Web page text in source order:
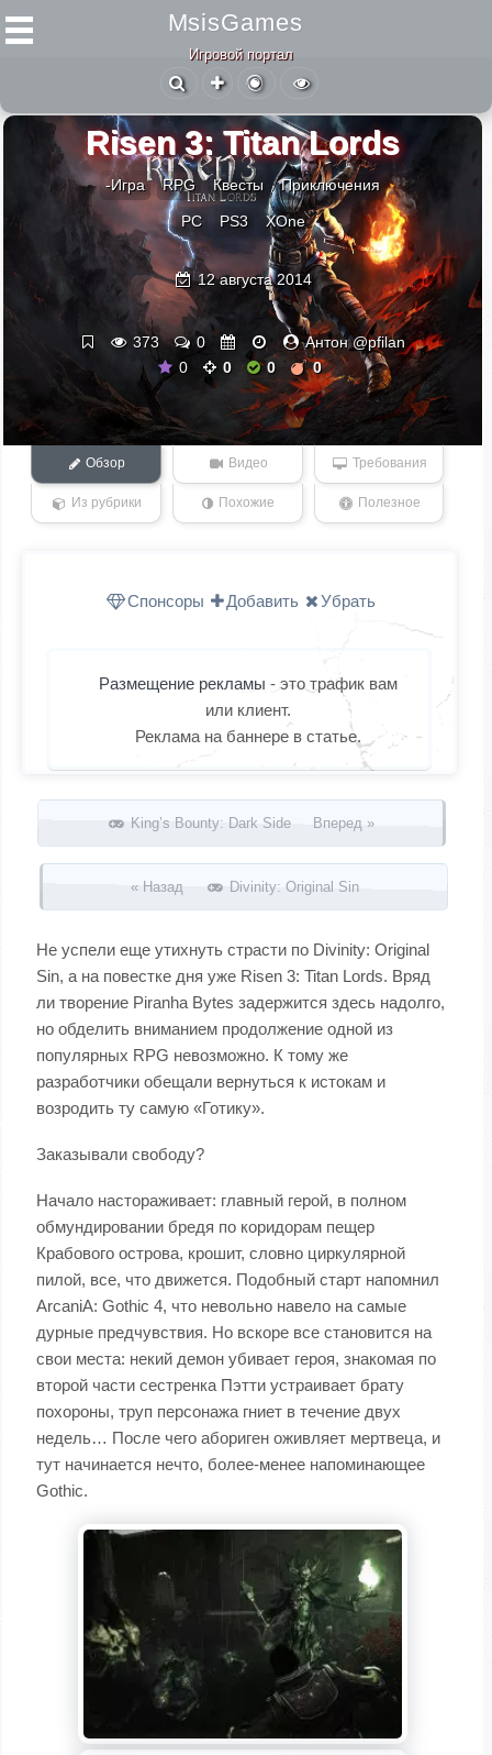
MsisGames
Игровой портал
Risen 3: Titan Lords
-Игра RPG Квесты Приключения
PC PS3 XOne
12 августа 2014
373 0
Антон @pfilan
0
0 0 0
Обзор Видео Требования
Из рубрики Похожие Полезное
Спонсоры Добавить Убрать
Размещение рекламы - это трафик вам
или клиент.
Реклама на баннере в статье.
Запись навигация
King’s Bounty: Dark Side Вперед »
« Назад Divinity: Original Sin
Не успели еще утихнуть страсти по Divinity: Original
Sin, а на повестке дня уже Risen 3: Titan Lords. Вряд
ли творение Piranha Bytes задержится здесь надолго,
но обделить вниманием продолжение одной из
популярных RPG невозможно. К тому же
разработчики обещали вернуться к истокам и
возродить ту самую «Готику».
Заказывали свободу?
Начало настораживает: главный герой, в полном
обмундировании бредя по коридорам пещер
Крабового острова, крошит, словно циркулярной
пилой, все, что движется. Подобный старт напомнил
ArcaniA: Gothic 4, что невольно навело на самые
дурные предчувствия. Но вскоре все становится на
свои места: некий демон убивает героя, знакомая по
второй части сестренка Пэтти устраивает брату
похороны, труп персонажа гниет в течение двух
недель… После чего абориген оживляет мертвеца, и
тут начинается нечто, более-менее напоминающее
Gothic.